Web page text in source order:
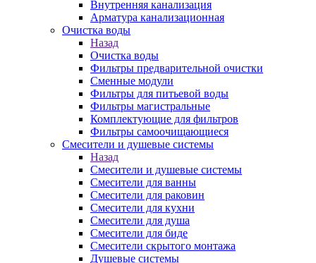
Внутренняя канализация
Арматура канализационная
Очистка воды
Назад
Очистка воды
Фильтры предварительной очистки
Сменные модули
Фильтры для питьевой воды
Фильтры магистральные
Комплектующие для фильтров
Фильтры самоочищающиеся
Смесители и душевые системы
Назад
Смесители и душевые системы
Смесители для ванны
Смесители для раковин
Смесители для кухни
Смесители для душа
Смесители для биде
Смесители скрытого монтажа
Душевые системы